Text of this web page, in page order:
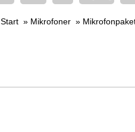
Start » Mikrofoner »